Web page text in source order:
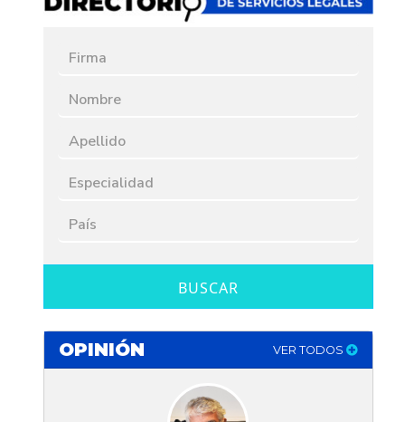
BUSCAR
OPINIÓN VER TODOS